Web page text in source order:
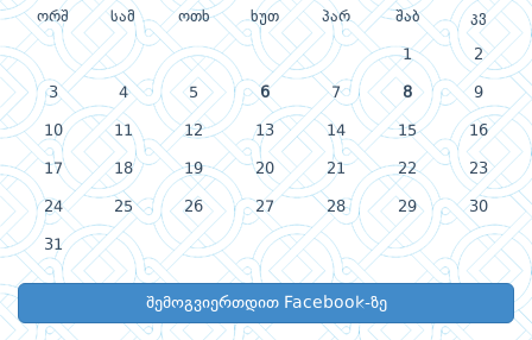
ორშ სამ ოთხ ხუთ პარ შაბ კვ
1 2
3 4 5 6 7 8 9
10 11 12 13 14 15 16
17 18 19 20 21 22 23
24 25 26 27 28 29 30
31
შემოგვიერთდით Facebook-ზე